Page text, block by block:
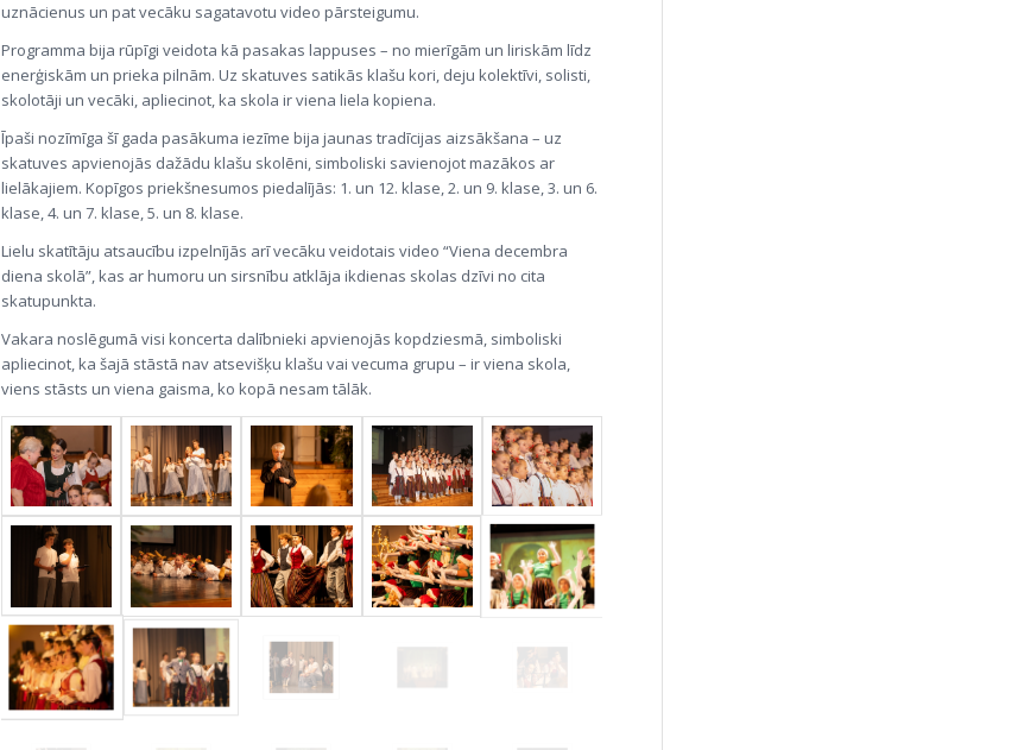
uznācienus un pat vecāku sagatavotu video pārsteigumu.
Programma bija rūpīgi veidota kā pasakas lappuses – no mierīgām un liriskām līdz
enerģiskām un prieka pilnām. Uz skatuves satikās klašu kori, deju kolektīvi, solisti,
skolotāji un vecāki, apliecinot, ka skola ir viena liela kopiena.
Īpaši nozīmīga šī gada pasākuma iezīme bija jaunas tradīcijas aizsākšana – uz
skatuves apvienojās dažādu klašu skolēni, simboliski savienojot mazākos ar
lielākajiem. Kopīgos priekšnesumos piedalījās: 1. un 12. klase, 2. un 9. klase, 3. un 6.
klase, 4. un 7. klase, 5. un 8. klase.
Lielu skatītāju atsaucību izpelnījās arī vecāku veidotais video “Viena decembra
diena skolā”, kas ar humoru un sirsnību atklāja ikdienas skolas dzīvi no cita
skatupunkta.
Vakara noslēgumā visi koncerta dalībnieki apvienojās kopdziesmā, simboliski
apliecinot, ka šajā stāstā nav atsevišķu klašu vai vecuma grupu – ir viena skola,
viens stāsts un viena gaisma, ko kopā nesam tālāk.